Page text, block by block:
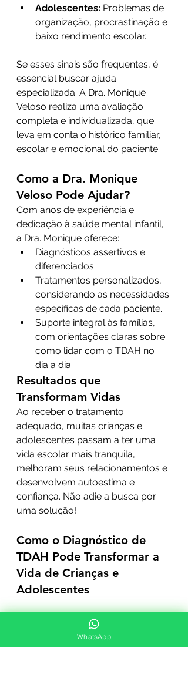
Adolescentes: Problemas de
organização, procrastinação e
baixo rendimento escolar.
Se esses sinais são frequentes, é
essencial buscar ajuda
especializada. A Dra. Monique
Veloso realiza uma avaliação
completa e individualizada, que
leva em conta o histórico familiar,
escolar e emocional do paciente.
Como a Dra. Monique
Veloso Pode Ajudar?
Com anos de experiência e
dedicação à saúde mental infantil,
a Dra. Monique oferece:
Diagnósticos assertivos e
diferenciados.
Tratamentos personalizados,
considerando as necessidades
específicas de cada paciente.
Suporte integral às famílias,
com orientações claras sobre
como lidar com o TDAH no
dia a dia.
Resultados que
Transformam Vidas
Ao receber o tratamento
adequado, muitas crianças e
adolescentes passam a ter uma
vida escolar mais tranquila,
melhoram seus relacionamentos e
desenvolvem autoestima e
confiança. Não adie a busca por
uma solução!
Como o Diagnóstico de
TDAH Pode Transformar a
Vida de Crianças e
Adolescentes
WhatsApp